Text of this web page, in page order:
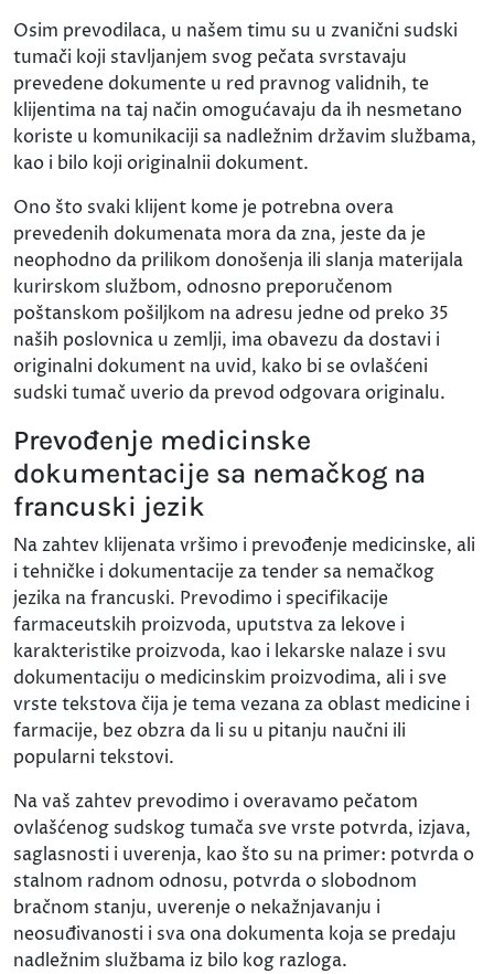
Osim prevodilaca, u našem timu su u zvanični sudski
tumači koji stavljanjem svog pečata svrstavaju
prevedene dokumente u red pravnog validnih, te
klijentima na taj način omogućavaju da ih nesmetano
koriste u komunikaciji sa nadležnim državim službama,
kao i bilo koji originalnii dokument.
Ono što svaki klijent kome je potrebna overa
prevedenih dokumenata mora da zna, jeste da je
neophodno da prilikom donošenja ili slanja materijala
kurirskom službom, odnosno preporučenom
poštanskom pošiljkom na adresu jedne od preko 35
naših poslovnica u zemlji, ima obavezu da dostavi i
originalni dokument na uvid, kako bi se ovlašćeni
sudski tumač uverio da prevod odgovara originalu.
Prevođenje medicinske
dokumentacije sa nemačkog na
francuski jezik
Na zahtev klijenata vršimo i prevođenje medicinske, ali
i tehničke i dokumentacije za tender sa nemačkog
jezika na francuski. Prevodimo i specifikacije
farmaceutskih proizvoda, uputstva za lekove i
karakteristike proizvoda, kao i lekarske nalaze i svu
dokumentaciju o medicinskim proizvodima, ali i sve
vrste tekstova čija je tema vezana za oblast medicine i
farmacije, bez obzra da li su u pitanju naučni ili
popularni tekstovi.
Na vaš zahtev prevodimo i overavamo pečatom
ovlašćenog sudskog tumača sve vrste potvrda, izjava,
saglasnosti i uverenja, kao što su na primer: potvrda o
stalnom radnom odnosu, potvrda o slobodnom
bračnom stanju, uverenje o nekažnjavanju i
neosuđivanosti i sva ona dokumenta koja se predaju
nadležnim službama iz bilo kog razloga.